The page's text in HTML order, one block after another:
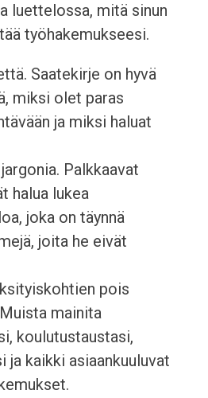
luettelossa, mitä sinun
työhakemukseesi.
Saatekirje on hyvä
miksi olet paras
ja miksi haluat
Palkkaavat
halua lukea
joka on täynnä
joita he eivät
pois
mainita
koulutustaustasi,
ja kaikki asiaankuuluvat